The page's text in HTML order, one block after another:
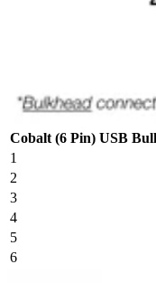
Cobalt (6 Pin) USB
1
2
3
4
5
6